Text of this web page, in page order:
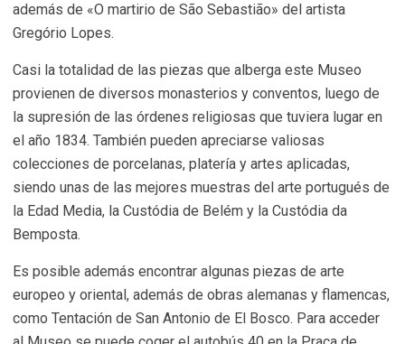
además de «O martirio de São Sebastião» del artista
Gregório Lopes.
Casi la totalidad de las piezas que alberga este Museo
provienen de diversos monasterios y conventos, luego de
la supresión de las órdenes religiosas que tuviera lugar en
el año 1834. También pueden apreciarse valiosas
colecciones de porcelanas, platería y artes aplicadas,
siendo unas de las mejores muestras del arte portugués de
la Edad Media, la Custódia de Belém y la Custódia da
Bemposta.
Es posible además encontrar algunas piezas de arte
europeo y oriental, además de obras alemanas y flamencas,
como Tentación de San Antonio de El Bosco. Para acceder